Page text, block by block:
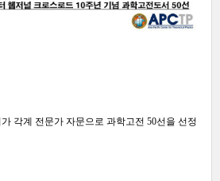
각계 전문가 자문으로 과학고전 50선을 선정